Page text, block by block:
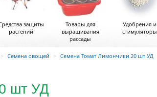
защиты
растений
Товары для
выращивания
рассады
Удобрения и
стимуляторы
> Семена овощей > Семена Томат Лимончики 20 шт УД
шт УД